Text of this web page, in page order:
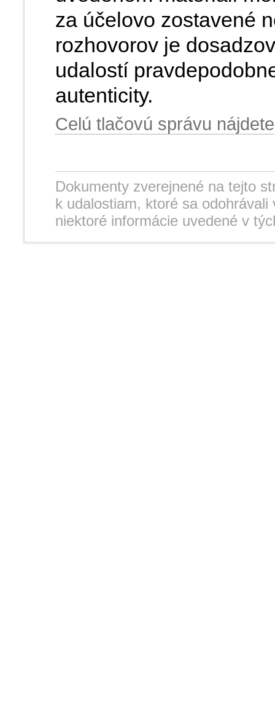
za účelovo zostavené
rozhovorov je
udalostí
autenticity.
Celú tlačovú správu
Dokumenty zverejnené na tejto
k udalostiam, ktoré sa
niektoré informácie uvedené v